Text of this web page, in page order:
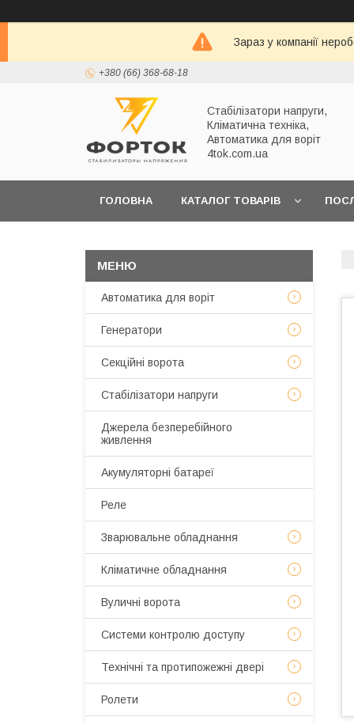
Зараз у компанії
+380 (66) 368-68-18
Стабілізатори напруги,
Кліматична техніка,
Автоматика для воріт
4tok.com.ua
ГОЛОВНА КАТАЛОГ ТОВАРІВ
Автоматика для воріт
Генератори
Секційні ворота
Стабілізатори напруги
Джерела безперебійного
живлення
Акумуляторні батареї
Реле
Зварювальне обладнання
Кліматичне обладнання
Вуличні ворота
Системи контролю доступу
Технічні та протипожежні двері
Ролети